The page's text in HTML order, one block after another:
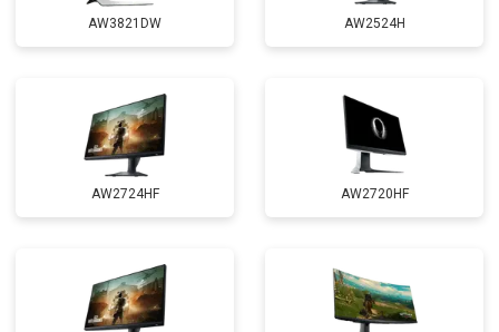
AW3821DW AW2524H
AW2724HF AW2720HF